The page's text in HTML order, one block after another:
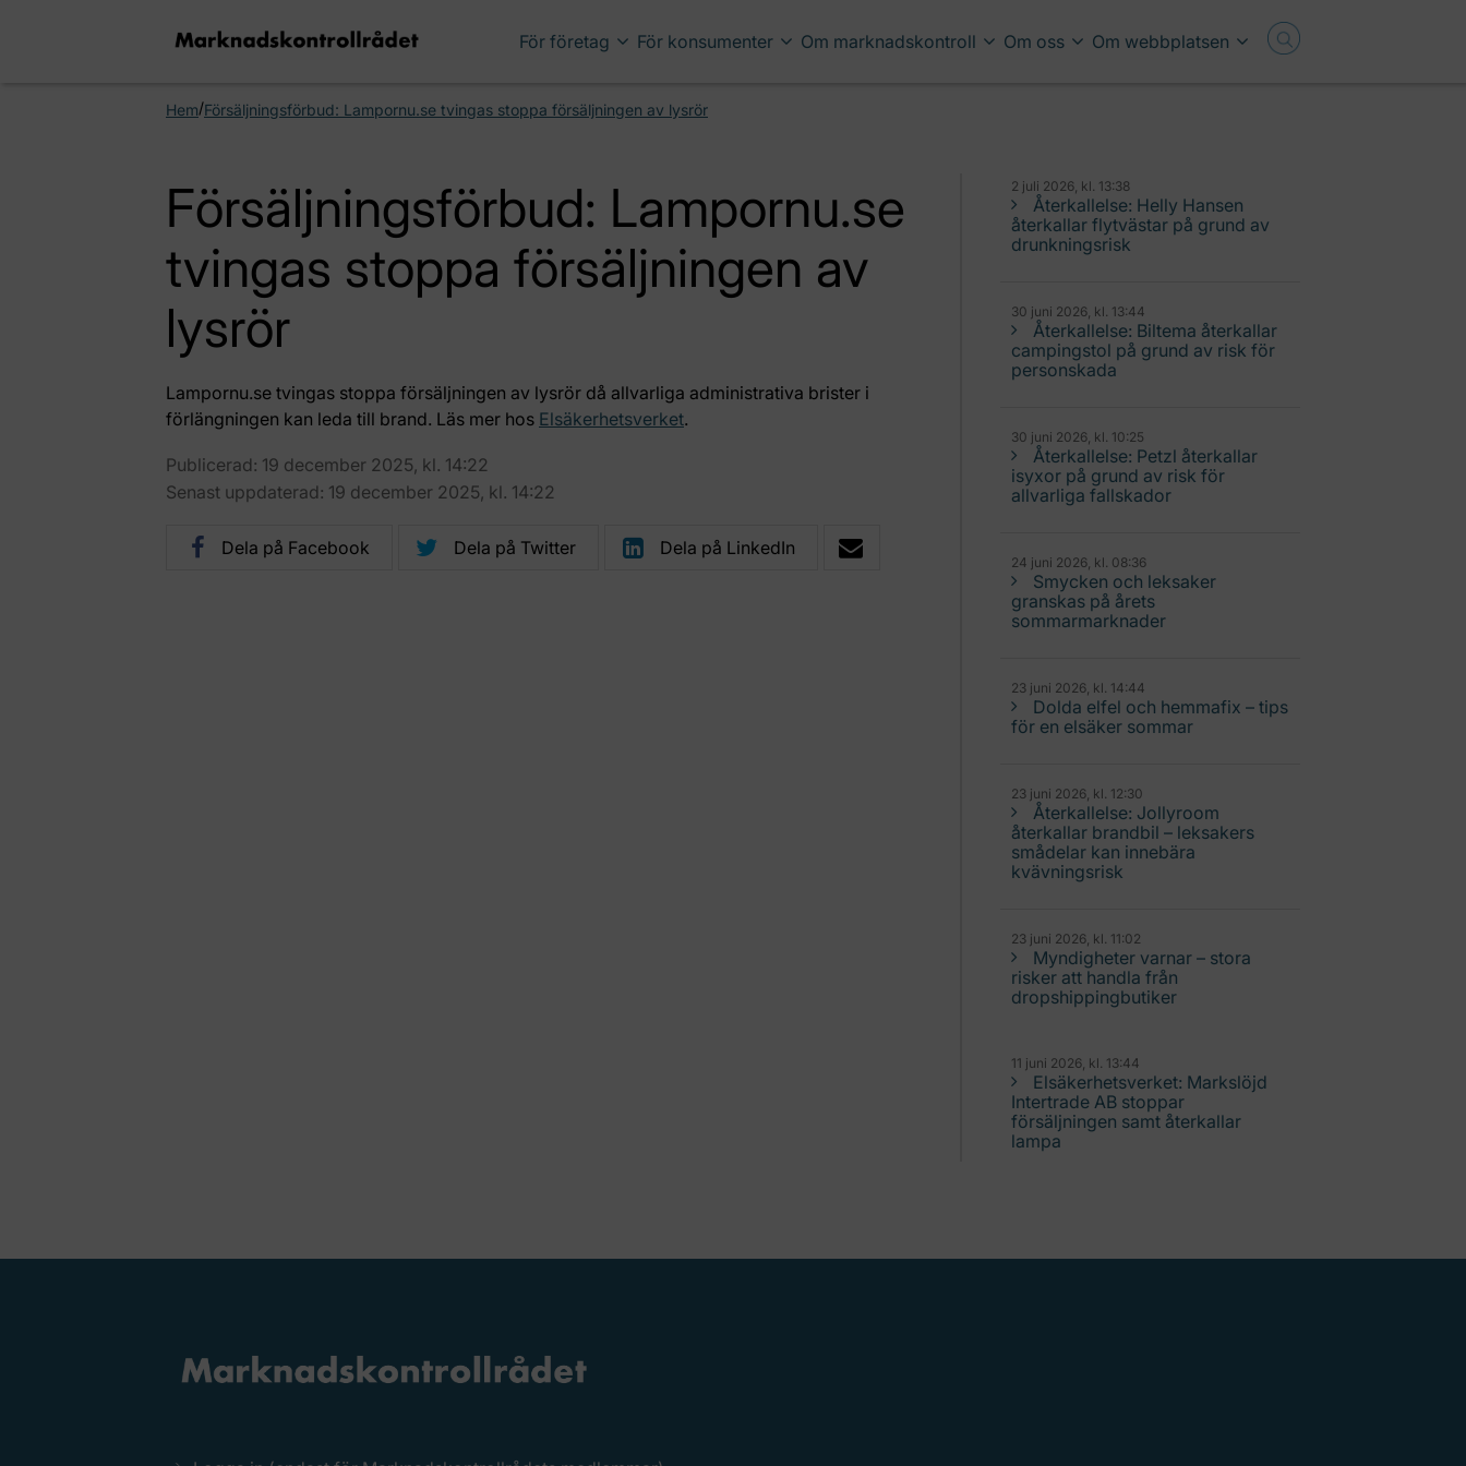
För företag För konsumenter Om marknadskontroll Om oss Om webbplatsen
Hem/Försäljningsförbud: Lampornu.se tvingas stoppa försäljningen av lysrör
Försäljningsförbud: Lampornu.se
tvingas stoppa försäljningen av
lysrör
Lampornu.se tvingas stoppa försäljningen av lysrör då allvarliga administrativa brister i
förlängningen kan leda till brand. Läs mer hos Elsäkerhetsverket.
Publicerad: 19 december 2025, kl. 14:22
Senast uppdaterad: 19 december 2025, kl. 14:22
Dela på Facebook Dela på Twitter Dela på LinkedIn
2 juli 2026, kl. 13:38
Återkallelse: Helly Hansen
återkallar flytvästar på grund av
drunkningsrisk
30 juni 2026, kl. 13:44
Återkallelse: Biltema återkallar
campingstol på grund av risk för
personskada
30 juni 2026, kl. 10:25
Återkallelse: Petzl återkallar
isyxor på grund av risk för
allvarliga fallskador
24 juni 2026, kl. 08:36
Smycken och leksaker
granskas på årets
sommarmarknader
23 juni 2026, kl. 14:44
Dolda elfel och hemmafix – tips
för en elsäker sommar
23 juni 2026, kl. 12:30
Återkallelse: Jollyroom
återkallar brandbil – leksakers
smådelar kan innebära
kvävningsrisk
23 juni 2026, kl. 11:02
Myndigheter varnar – stora
risker att handla från
dropshippingbutiker
11 juni 2026, kl. 13:44
Elsäkerhetsverket: Markslöjd
Intertrade AB stoppar
försäljningen samt återkallar
lampa